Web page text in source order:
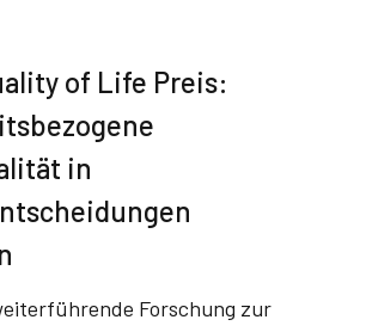
of Life Preis:
in
Forschung zur